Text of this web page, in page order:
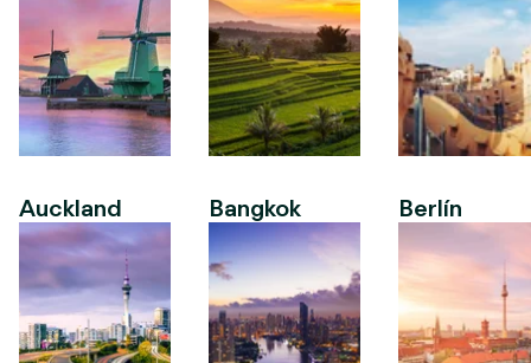
Auckland Bangkok Berlín